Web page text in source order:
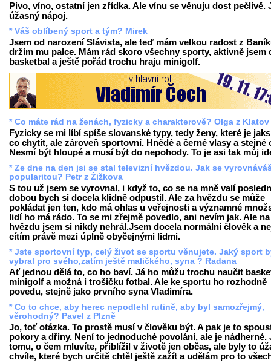
Pivo, víno, ostatní jen zřídka. Ale vínu se věnuju dost pečlivě.
úžasný nápoj.
* Váš oblíbený sport a tým? Mirek
Jsem od narození Slávista, ale teď mám velkou radost z
držím mu palce. Mám rád skoro všechny sporty, aktivně jsem
basketbal a ještě pořád trochu hraju minigolf.
* Co máte rád na ženách, fyzicky a charakterově? Olga z Klatov
Fyzicky se mi líbí spíše slovanské typy, tedy ženy, které je
co chytit, ale zároveň sportovní. Hnědé a černé vlasy a stejné
Nesmí být hloupé a musí být do nepohody. To je asi tak můj
* Ze dne na den jsi se stal televizní hvězdou. Jak se
popularitou? Petr z Žižkova
S tou už jsem se vyrovnal, i když to, co se na mně valí
dobou bych si docela klidně odpustil. Ale za hvězdu se může
pokládat jen ten, kdo má ohlas u veřejnosti a významné
lidí ho má rádo. To se mi zřejmě povedlo, ani nevím jak. Ale na
hvězdu jsem si nikdy nehrál.Jsem docela normální člověk a
cítím právě mezi úplně obyčejnými lidmi.
* Jste sportovní typ, celý život se sportu věnujete. Jaký sport
vybral pro svého,zatím ještě maličkého, syna ? Radana
Ať jednou dělá to, co ho baví. Já ho můžu trochu naučit
minigolf a možná i trošičku fotbal. Ale ke sportu ho rozhodně
povedu, stejně jako prvního syna Vladimíra.
* Co to chce, aby herec nepodlehl rutině, aby byl samozřejmý,
věrohodný? Pavel z Plzně
Jo, toť otázka. To prostě musí v člověku být. A pak je to
pokory a dřiny. Není to jednoduché povolání, ale je nádherné.
tomu, o čem mluvíte, přiblížil v životě jen občas, ale byly to
chvíle, které bych určitě chtěl ještě zažít a udělám pro to